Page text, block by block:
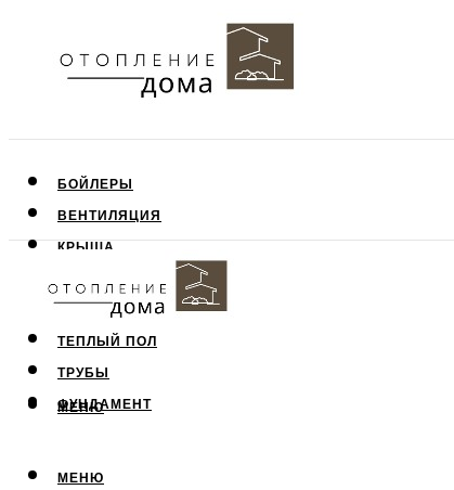
БОЙЛЕРЫ
ВЕНТИЛЯЦИЯ
КРЫША
СТЕНЫ
ТЕПЛЫЙ ПОЛ
ТРУБЫ
ФУНДАМЕНТ
МЕНЮ
МЕНЮ